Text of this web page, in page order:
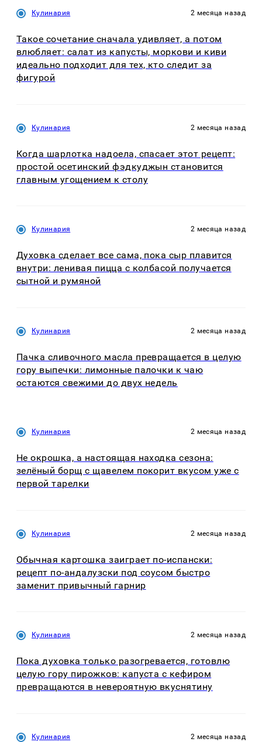
Кулинария 2 месяца назад
Такое сочетание сначала удивляет, а потом
влюбляет: салат из капусты, моркови и киви
идеально подходит для тех, кто следит за
фигурой
Кулинария 2 месяца назад
Когда шарлотка надоела, спасает этот рецепт:
простой осетинский фэдкуджын становится
главным угощением к столу
Кулинария 2 месяца назад
Духовка сделает все сама, пока сыр плавится
внутри: ленивая пицца с колбасой получается
сытной и румяной
Кулинария 2 месяца назад
Пачка сливочного масла превращается в целую
гору выпечки: лимонные палочки к чаю
остаются свежими до двух недель
Кулинария 2 месяца назад
Не окрошка, а настоящая находка сезона:
зелёный борщ с щавелем покорит вкусом уже с
первой тарелки
Кулинария 2 месяца назад
Обычная картошка заиграет по-испански:
рецепт по-андалузски под соусом быстро
заменит привычный гарнир
Кулинария 2 месяца назад
Пока духовка только разогревается, готовлю
целую гору пирожков: капуста с кефиром
превращаются в невероятную вкуснятину
Кулинария 2 месяца назад